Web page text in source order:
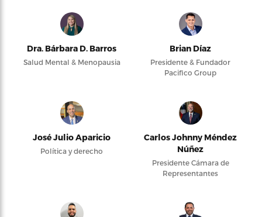
Dra. Bárbara D. Barros
Salud Mental & Menopausia
Brian Díaz
Presidente & Fundador
Pacifico Group
José Julio Aparicio
Política y derecho
Carlos Johnny Méndez
Núñez
Presidente Cámara de
Representantes